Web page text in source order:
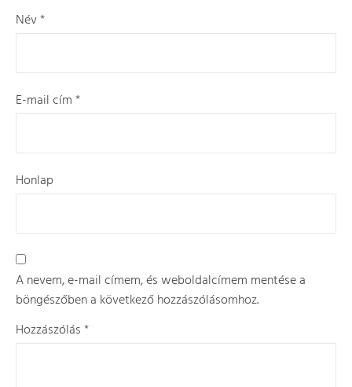
Név*
E-mail cím*
Honlap
A nevem, e-mail címem, és weboldalcímem mentése a
böngészőben a következő hozzászólásomhoz.
Hozzászólás*